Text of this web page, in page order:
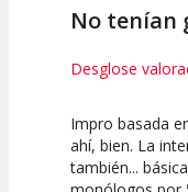
No tenían
Desglose
2.5
Calidad del
Espectáculo
Impro basada
ahí, bien. La
también...